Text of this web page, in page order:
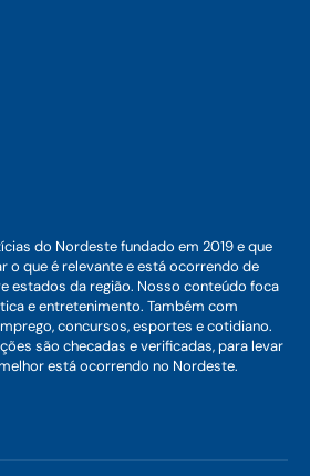
do Nordeste fundado em 2019 e que
o que é relevante e está ocorrendo de
estados da região. Nosso conteúdo foca
e entretenimento. Também com
concursos, esportes e cotidiano.
são checadas e verificadas, para levar
está ocorrendo no Nordeste.